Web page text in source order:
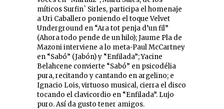
míticos Surfin` Sirles, participa el homenaje
a Uri Caballero poniendo el toque Velvet
Underground en “Ara tot penja d’un fil”
(Ahora todo pende de un hilo); Jaume Pla de
Mazoni interviene a lo meta-Paul McCartney
en “Sabó” (Jabón) y “Enfilada”; Yacine
Belahcene convierte “Sabó” en psicodélia
pura, recitando y cantando en argelino; e
Ignacio Lois, virtuoso musical, cierra el disco
tocando el clavicordio en “Enfilada”. Lujo
puro. Así da gusto tener amigos.